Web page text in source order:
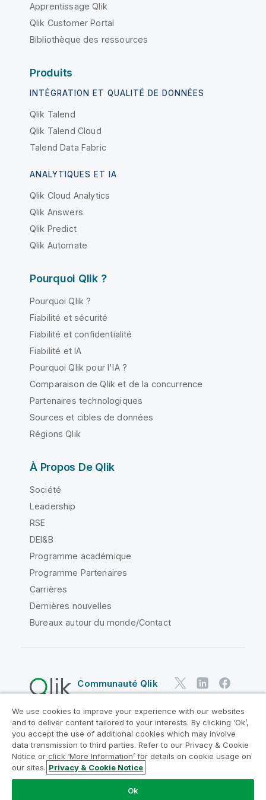
Apprentissage Qlik
Qlik Customer Portal
Bibliothèque des ressources
Produits
INTÉGRATION ET QUALITÉ DE DONNÉES
Qlik Talend
Qlik Talend Cloud
Talend Data Fabric
ANALYTIQUES ET IA
Qlik Cloud Analytics
Qlik Answers
Qlik Predict
Qlik Automate
Pourquoi Qlik ?
Pourquoi Qlik ?
Fiabilité et sécurité
Fiabilité et confidentialité
Fiabilité et IA
Pourquoi Qlik pour l'IA ?
Comparaison de Qlik et de la concurrence
Partenaires technologiques
Sources et cibles de données
Régions Qlik
À Propos De Qlik
Société
Leadership
RSE
DEI&B
Programme académique
Programme Partenaires
Carrières
Dernières nouvelles
Bureaux autour du monde/Contact
Communauté Qlik
Contrats juridiques
Conditions d'utilisation des produits
Legal Policies
Conditions légales
Conditions d'utilisation
Marques
Do Not Share My Info
Copyright © 1993-2026 QlikTech International AB. Tous
We use cookies to improve your experience with our websites
and to deliver content tailored to your interests. By clicking ‘Ok’,
you accept the use of additional cookies which may involve
data transmission to third parties. Refer to our Privacy & Cookie
Notice or click ‘More Information’ for details on cookie usage on
our sites. Privacy & Cookie Notice
Ok